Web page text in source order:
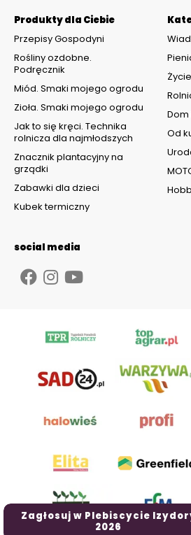
Zagłosuj w Plebiscycie
2026
Od
Produkty dla Ciebie
Przepisy Gospodyni
Rośliny ozdobne.
Podręcznik
Miód. Smaki mojego ogrodu
Zioła. Smaki mojego ogrodu
Jak to się kręci. Technika
rolnicza dla najmłodszych
Znacznik plantacyjny na
grządki
Zabawki dla dzieci
Kubek termiczny
social media